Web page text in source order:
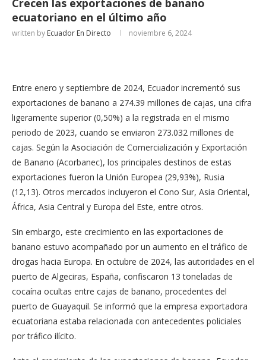
Crecen las exportaciones de banano
ecuatoriano en el último año
written by Ecuador En Directo noviembre 6, 2024
Entre enero y septiembre de 2024, Ecuador incrementó sus
exportaciones de banano a 274.39 millones de cajas, una cifra
ligeramente superior (0,50%) a la registrada en el mismo
periodo de 2023, cuando se enviaron 273.032 millones de
cajas. Según la Asociación de Comercialización y Exportación
de Banano (Acorbanec), los principales destinos de estas
exportaciones fueron la Unión Europea (29,93%), Rusia
(12,13). Otros mercados incluyeron el Cono Sur, Asia Oriental,
África, Asia Central y Europa del Este, entre otros.
Sin embargo, este crecimiento en las exportaciones de
banano estuvo acompañado por un aumento en el tráfico de
drogas hacia Europa. En octubre de 2024, las autoridades en el
puerto de Algeciras, España, confiscaron 13 toneladas de
cocaína ocultas entre cajas de banano, procedentes del
puerto de Guayaquil. Se informó que la empresa exportadora
ecuatoriana estaba relacionada con antecedentes policiales
por tráfico ilícito.